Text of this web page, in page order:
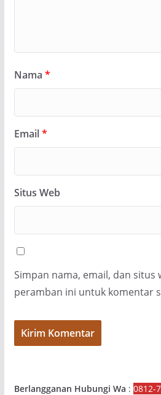
Nama *
Email*
Situs Web
Simpan nama, email, dan situs
peramban ini untuk komentar
Berlangganan Hubungi Wa : 0812-